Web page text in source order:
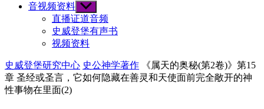
音视频资料 Show
sub
menu
直播证道音频
史威登堡有声书
视频资料
史威登堡研究中心 史公神学著作
《属天的奥秘(第2卷)》第15
章 圣经或圣言，它如何隐藏在善灵和天使面前完全敞开的神
性事物在里面(2)